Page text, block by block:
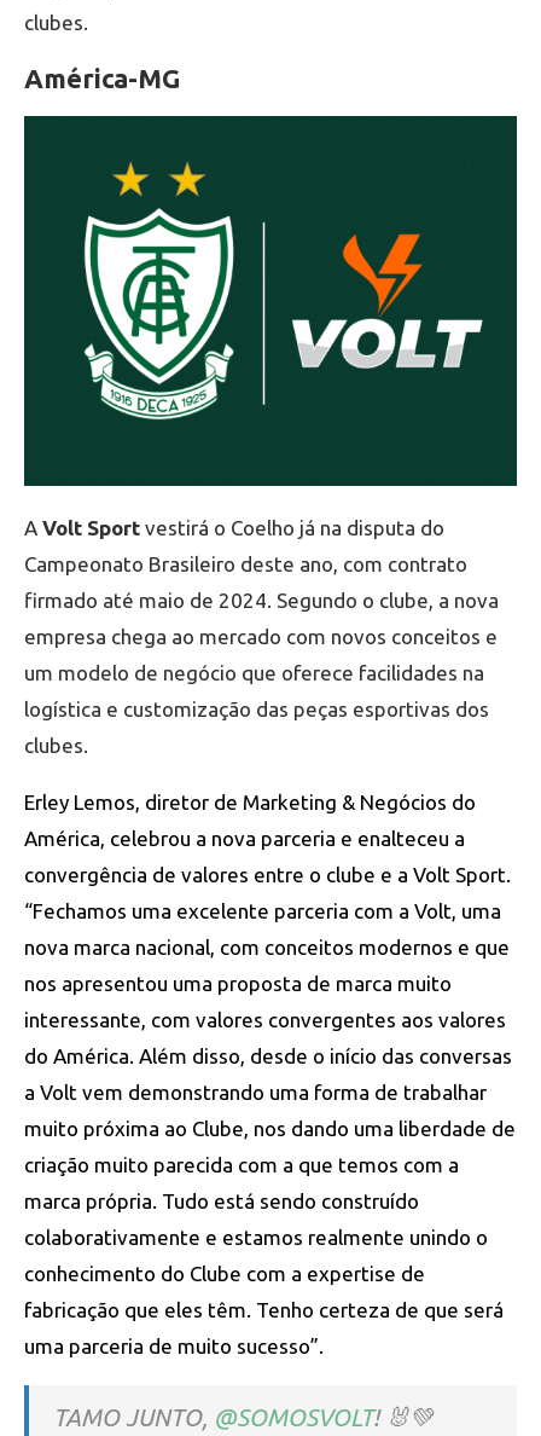
clubes.
América-MG
A Volt Sport vestirá o Coelho já na disputa do
Campeonato Brasileiro deste ano, com contrato
firmado até maio de 2024. Segundo o clube, a nova
empresa chega ao mercado com novos conceitos e
um modelo de negócio que oferece facilidades na
logística e customização das peças esportivas dos
clubes.
Erley Lemos, diretor de Marketing & Negócios do
América, celebrou a nova parceria e enalteceu a
convergência de valores entre o clube e a Volt Sport.
“Fechamos uma excelente parceria com a Volt, uma
nova marca nacional, com conceitos modernos e que
nos apresentou uma proposta de marca muito
interessante, com valores convergentes aos valores
do América. Além disso, desde o início das conversas
a Volt vem demonstrando uma forma de trabalhar
muito próxima ao Clube, nos dando uma liberdade de
criação muito parecida com a que temos com a
marca própria. Tudo está sendo construído
colaborativamente e estamos realmente unindo o
conhecimento do Clube com a expertise de
fabricação que eles têm. Tenho certeza de que será
uma parceria de muito sucesso”.
TAMO JUNTO, @SOMOSVOLT! 🐰💚